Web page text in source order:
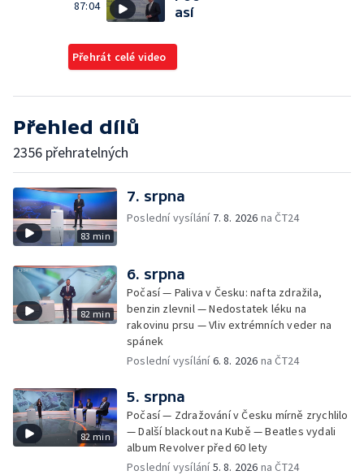
87:04
así
Přehrát celé video
Přehled dílů
2356 přehratelných
83 min
7. srpna
Poslední vysílání 7. 8. 2026 na ČT24
82 min
6. srpna
Počasí — Paliva v Česku: nafta zdražila,
benzin zlevnil — Nedostatek léku na
rakovinu prsu — Vliv extrémních veder na
spánek
Poslední vysílání6. 8. 2026 na ČT24
82 min
5. srpna
Počasí — Zdražování v Česku mírně zrychlilo
— Další blackout na Kubě — Beatles vydali
album Revolver před 60 lety
Poslední vysílání5. 8. 2026 na ČT24